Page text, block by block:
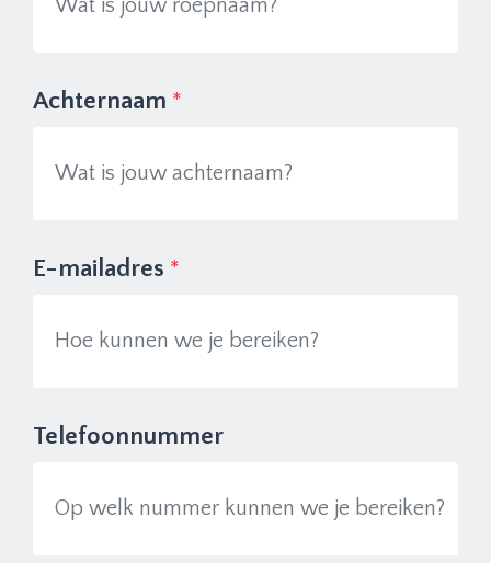
Achternaam *
E-mailadres *
Telefoonnummer